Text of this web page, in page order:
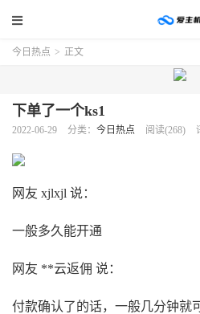
今日热点 > 正文
下单了一个ks1
2022-06-29 分类： 今日热点 阅读(268)
网友 xjlxjl 说：
一般多久能开通
网友 **云返佣 说：
付款确认了的话，一般几分钟就